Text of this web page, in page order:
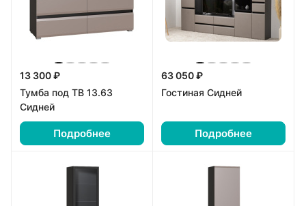
13 300 ₽
Тумба под ТВ 13.63
Сидней
Подробнее
63 050 ₽
Гостиная Сидней
Подробнее